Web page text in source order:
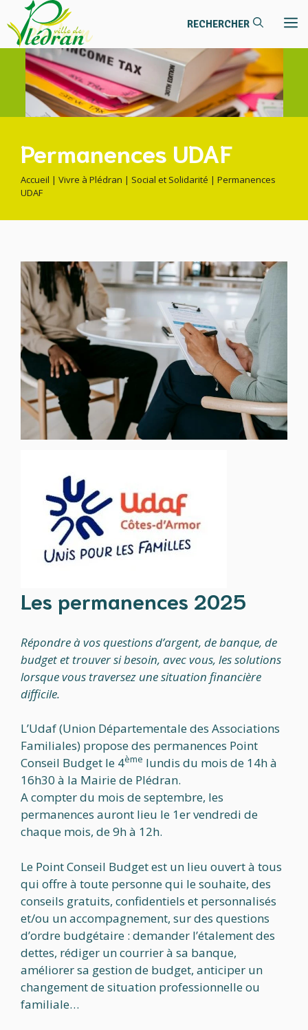
principal
au
contenu
Permanences UDAF
Accueil | Vivre à Plédran | Social et Solidarité | Permanences
UDAF
Les permanences 2025
Répondre à vos questions d’argent, de banque, de
budget et trouver si besoin, avec vous, les solutions
lorsque vous traversez une situation financière
difficile.
L’Udaf (Union Départementale des Associations
Familiales) propose des permanences Point
Conseil Budget le 4ème lundis du mois de 14h à
16h30 à la Mairie de Plédran.
A compter du mois de septembre, les
permanences auront lieu le 1er vendredi de
chaque mois, de 9h à 12h.
Le Point Conseil Budget est un lieu ouvert à tous
qui offre à toute personne qui le souhaite, des
conseils gratuits, confidentiels et personnalisés
et/ou un accompagnement, sur des questions
d’ordre budgétaire : demander l’étalement des
dettes, rédiger un courrier à sa banque,
améliorer sa gestion de budget, anticiper un
changement de situation professionnelle ou
familiale…